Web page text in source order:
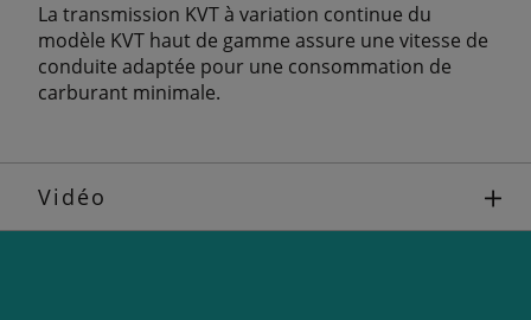
La transmission KVT à variation continue du
modèle KVT haut de gamme assure une vitesse de
conduite adaptée pour une consommation de
carburant minimale.
Vidéo